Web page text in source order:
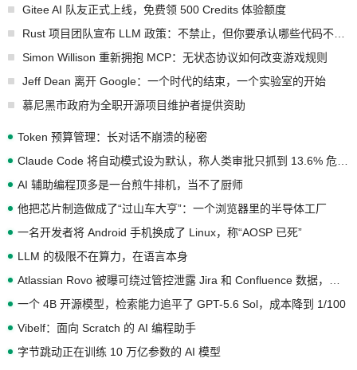
Gitee AI 队友正式上线，免费领 500 Credits 体验额度
Simon Willison 重新拥抱 MCP：无状态协议如何改变游戏规则
Jeff Dean 离开 Google：一个时代的结束，一个实验室的开始
慕尼黑市政府为全职开源项目维护者提供资助
Token 预算管理：长对话不崩溃的秘密
AI 辅助编程顶多是一台煎牛排机，当不了厨师
他把芯片制造做成了“过山车大亨”：一个浏览器里的半导体工厂
一名开发者将 Android 手机换成了 Linux，称“AOSP 已死”
LLM 的极限不在算力，在语言本身
一个 4B 开源模型，检索能力追平了 GPT-5.6 Sol，成本降到 1/100
Vibelf：面向 Scratch 的 AI 编程助手
字节跳动正在训练 10 万亿参数的 AI 模型